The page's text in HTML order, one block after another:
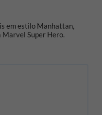
em estilo Manhattan,
Marvel Super Hero.